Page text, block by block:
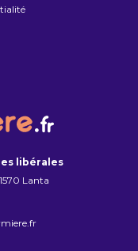
libérales
Lanta